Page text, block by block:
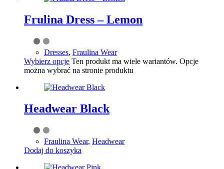
Frulina Dress – Lemon
Dresses, Fraulina Wear
Wybierz opcje Ten produkt ma wiele wariantów. Opcje
można wybrać na stronie produktu
Headwear Black
Fraulina Wear, Headwear
Dodaj do koszyka